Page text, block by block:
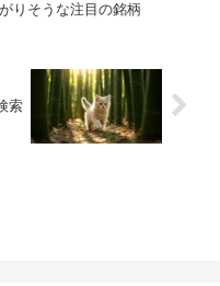
りそうな注目の銘柄
索